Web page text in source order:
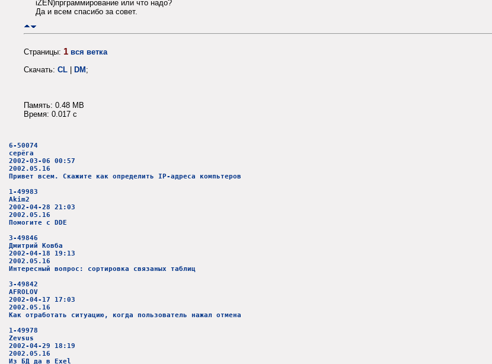
iZEN)прграммирование или что надо?
Да и всем спасибо за совет.
Страницы: 1 вся ветка
Скачать: CL DM ;
Память: 0.48 MB
Время: 0.017 c
6-50074
серёга
2002-03-06 00:57
2002.05.16
Привет всем. Скажите как определить IP-адреса компьтеров
1-49983
Akim2
2002-04-28 21:03
2002.05.16
Помогите с DDE
3-49846
Дмитрий Ковба
2002-04-18 19:13
2002.05.16
Интересный вопрос: сортировка связаных таблиц
3-49842
AFROLOV
2002-04-17 17:03
2002.05.16
Как отработать ситуацию, когда пользователь нажал отмена
1-49978
Zevsus
2002-04-29 18:19
2002.05.16
Из БД да в Exel